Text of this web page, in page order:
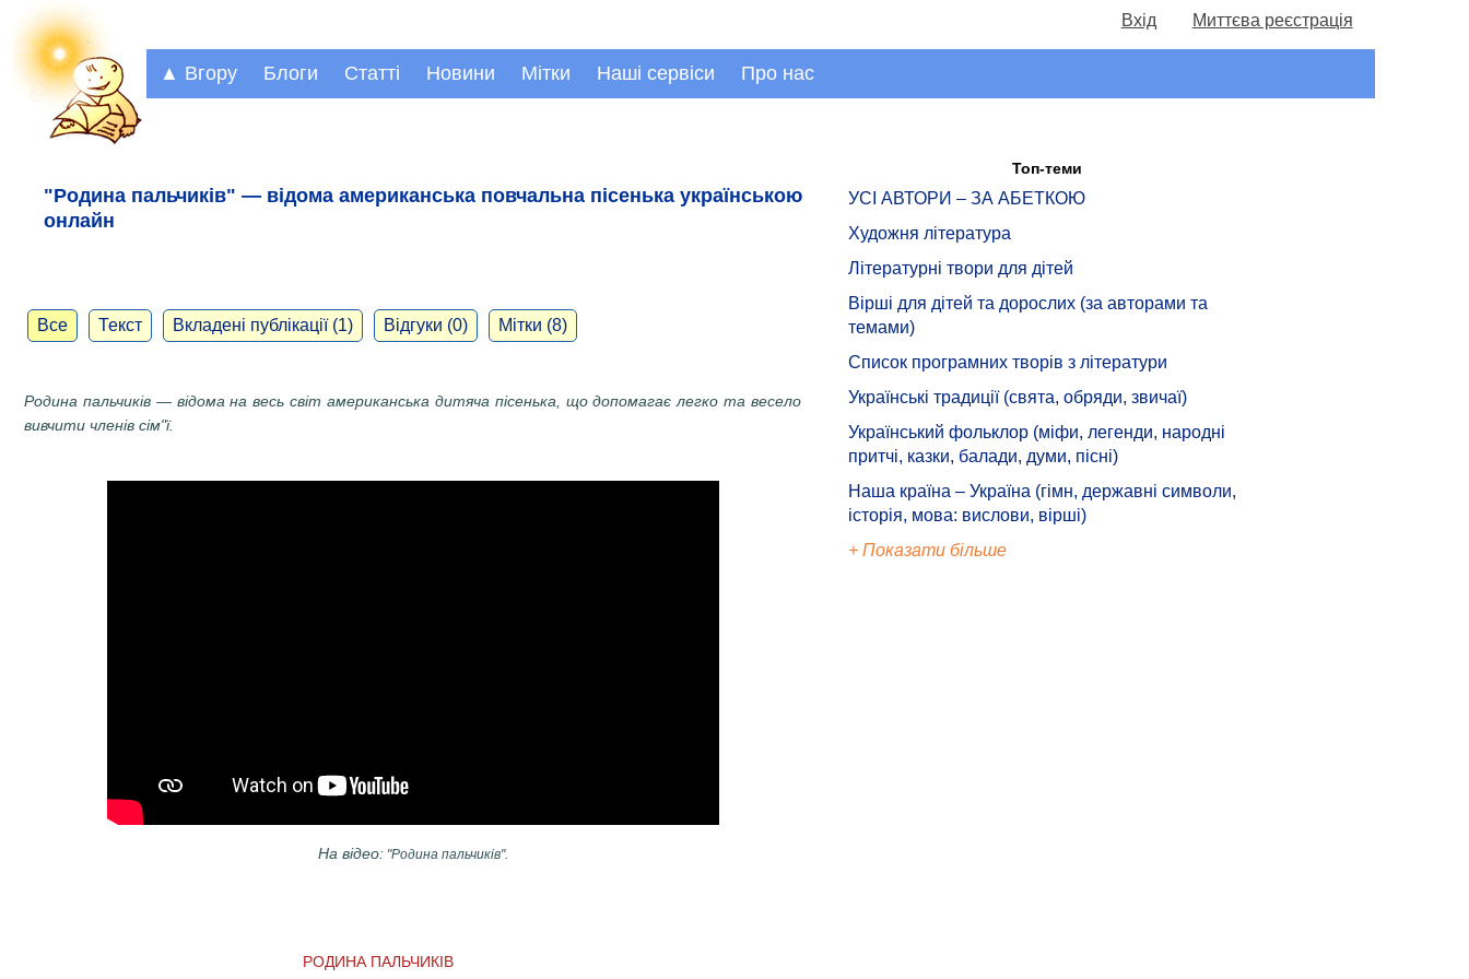
Вхід Миттєва реєстрація
▲ Вгору Блоги Статті Новини Мітки Наші сервіси Про нас
"Родина пальчиків" — відома американська повчальна пісенька українською
онлайн
Все Текст Вкладені публікації (1) Відгуки (0) Мітки (8)
Родина пальчиків — відома на весь світ американська дитяча пісенька, що допомагає легко та весело
вивчити членів сім"ї.
На відео:"Родина пальчиків".
РОДИНА ПАЛЬЧИКІВ
Топ-теми
УСІ АВТОРИ – ЗА АБЕТКОЮ
Художня література
Літературні твори для дітей
Вірші для дітей та дорослих (за авторами та
темами)
Список програмних творів з літератури
Українські традиції (свята, обряди, звичаї)
Український фольклор (міфи, легенди, народні
притчі, казки, балади, думи, пісні)
Наша країна – Україна (гімн, державні символи,
історія, мова: вислови, вірші)
+ Показати більше